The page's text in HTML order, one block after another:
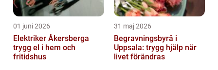
01 juni 2026
Elektriker Åkersberga
trygg el i hem och
fritidshus
31 maj 2026
Begravningsbyrå i
Uppsala: trygg hjälp när
livet förändras